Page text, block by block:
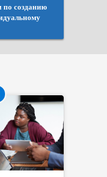
по созданию